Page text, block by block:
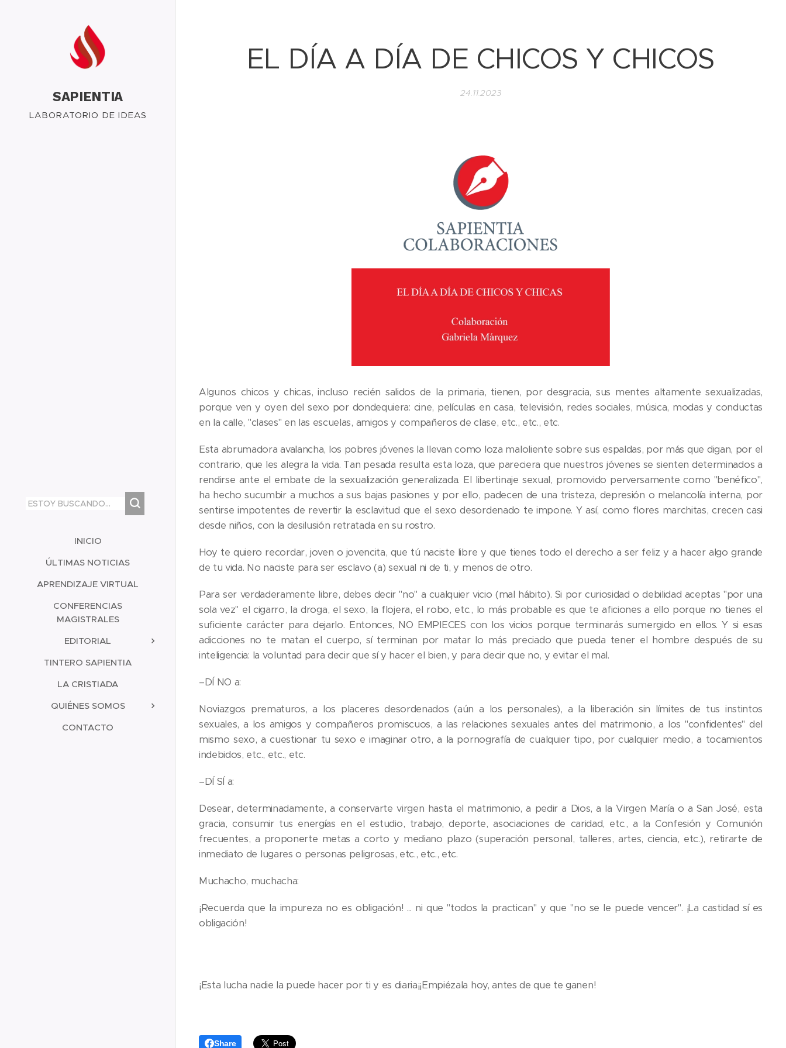
SAPIENTIA
LABORATORIO DE IDEAS
INICIO
ÚLTIMAS NOTICIAS
APRENDIZAJE VIRTUAL
CONFERENCIAS
MAGISTRALES
EDITORIAL
TINTERO SAPIENTIA
LA CRISTIADA
QUIÉNES SOMOS
CONTACTO
EL DÍA A DÍA DE CHICOS Y CHICOS
24.11.2023
Algunos chicos y chicas, incluso recién salidos de la primaria, tienen, por desgracia, sus mentes altamente sexualizadas,
porque ven y oyen del sexo por dondequiera: cine, películas en casa, televisión, redes sociales, música, modas y conductas
en la calle, "clases" en las escuelas, amigos y compañeros de clase, etc., etc., etc.
Esta abrumadora avalancha, los pobres jóvenes la llevan como loza maloliente sobre sus espaldas, por más que digan, por el
contrario, que les alegra la vida. Tan pesada resulta esta loza, que pareciera que nuestros jóvenes se sienten determinados a
rendirse ante el embate de la sexualización generalizada. El libertinaje sexual, promovido perversamente como "benéfico",
ha hecho sucumbir a muchos a sus bajas pasiones y por ello, padecen de una tristeza, depresión o melancolía interna, por
sentirse impotentes de revertir la esclavitud que el sexo desordenado te impone. Y así, como flores marchitas, crecen casi
desde niños, con la desilusión retratada en su rostro.
Hoy te quiero recordar, joven o jovencita, que tú naciste libre y que tienes todo el derecho a ser feliz y a hacer algo grande
de tu vida. No naciste para ser esclavo (a) sexual ni de ti, y menos de otro.
Para ser verdaderamente libre, debes decir "no" a cualquier vicio (mal hábito). Si por curiosidad o debilidad aceptas "por una
sola vez" el cigarro, la droga, el sexo, la flojera, el robo, etc., lo más probable es que te aficiones a ello porque no tienes el
suficiente carácter para dejarlo. Entonces, NO EMPIECES con los vicios porque terminarás sumergido en ellos. Y si esas
adicciones no te matan el cuerpo, sí terminan por matar lo más preciado que pueda tener el hombre después de su
inteligencia: la voluntad para decir que sí y hacer el bien, y para decir que no, y evitar el mal.
–DÍ NO a:
Noviazgos prematuros, a los placeres desordenados (aún a los personales), a la liberación sin límites de tus instintos
sexuales, a los amigos y compañeros promiscuos, a las relaciones sexuales antes del matrimonio, a los "confidentes" del
mismo sexo, a cuestionar tu sexo e imaginar otro, a la pornografía de cualquier tipo, por cualquier medio, a tocamientos
indebidos, etc., etc., etc.
–DÍ SÍ a:
Desear, determinadamente, a conservarte virgen hasta el matrimonio, a pedir a Dios, a la Virgen María o a San José, esta
gracia, consumir tus energías en el estudio, trabajo, deporte, asociaciones de caridad, etc., a la Confesión y Comunión
frecuentes, a proponerte metas a corto y mediano plazo (superación personal, talleres, artes, ciencia, etc.), retirarte de
inmediato de lugares o personas peligrosas, etc., etc., etc.
Muchacho, muchacha:
¡Recuerda que la impureza no es obligación! ... ni que "todos la practican" y que "no se le puede vencer". ¡La castidad sí es
obligación!
¡Esta lucha nadie la puede hacer por ti y es diaria¡¡Empiézala hoy, antes de que te ganen!
Share